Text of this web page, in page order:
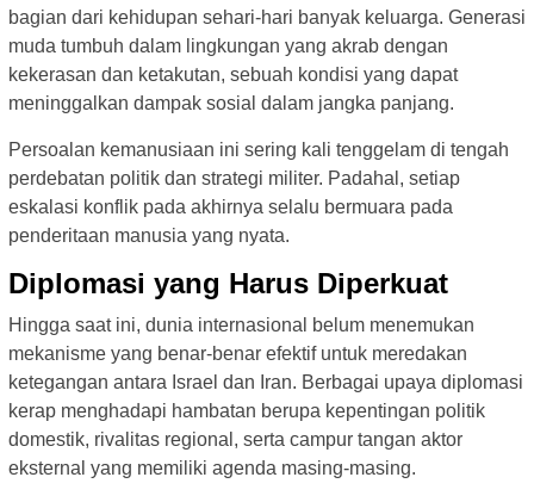
bagian dari kehidupan sehari-hari banyak keluarga. Generasi
muda tumbuh dalam lingkungan yang akrab dengan
kekerasan dan ketakutan, sebuah kondisi yang dapat
meninggalkan dampak sosial dalam jangka panjang.
Persoalan kemanusiaan ini sering kali tenggelam di tengah
perdebatan politik dan strategi militer. Padahal, setiap
eskalasi konflik pada akhirnya selalu bermuara pada
penderitaan manusia yang nyata.
Diplomasi yang Harus Diperkuat
Hingga saat ini, dunia internasional belum menemukan
mekanisme yang benar-benar efektif untuk meredakan
ketegangan antara Israel dan Iran. Berbagai upaya diplomasi
kerap menghadapi hambatan berupa kepentingan politik
domestik, rivalitas regional, serta campur tangan aktor
eksternal yang memiliki agenda masing-masing.